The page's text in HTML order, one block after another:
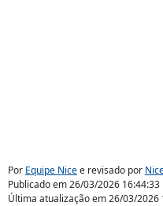
Por Equipe Nicee revisado por
Publicado em26/03/2026 16:44:33
Última atualização em26/03/2026